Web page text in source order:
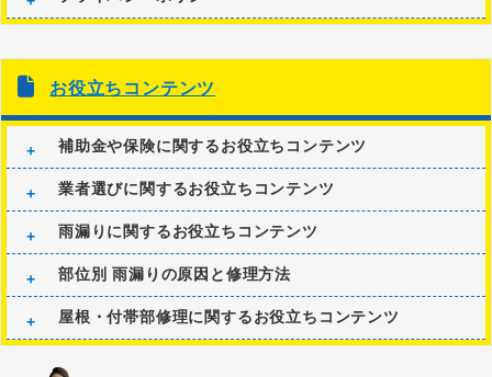
お役立ちコンテンツ
補助金や保険に関するお役立ちコンテンツ
業者選びに関するお役立ちコンテンツ
雨漏りに関するお役立ちコンテンツ
部位別 雨漏りの原因と修理方法
屋根・付帯部修理に関するお役立ちコンテンツ